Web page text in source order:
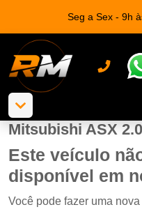
Seg a Sex - 9h
Mitsubishi ASX
Este veículo
disponível em
Você pode fazer uma